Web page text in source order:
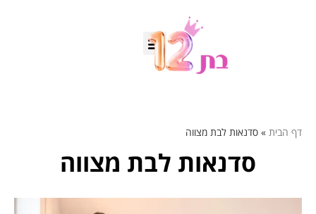
דף הבית » סדנאות לבת מצווה
סדנאות לבת מצווה